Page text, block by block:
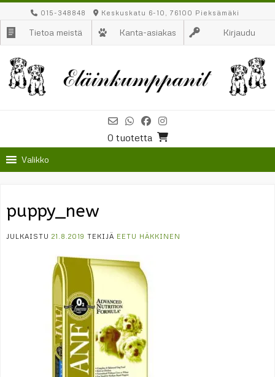
to
content
015-348848 Keskuskatu 6-10, 76100 Pieksämäki
Tietoa meistä Kanta-asiakas Kirjaudu
0 tuotetta
Valikko
puppy_new
JULKAISTU 21.8.2019 TEKIJÄ EETU HÄKKINEN